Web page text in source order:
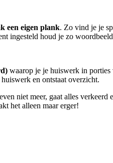
een eigen plank. Zo vind je je
ingesteld houd je zo
waarop je je huiswerk in porties
en ontstaat overzicht.
niet meer, gaat alles
het alleen maar erger!